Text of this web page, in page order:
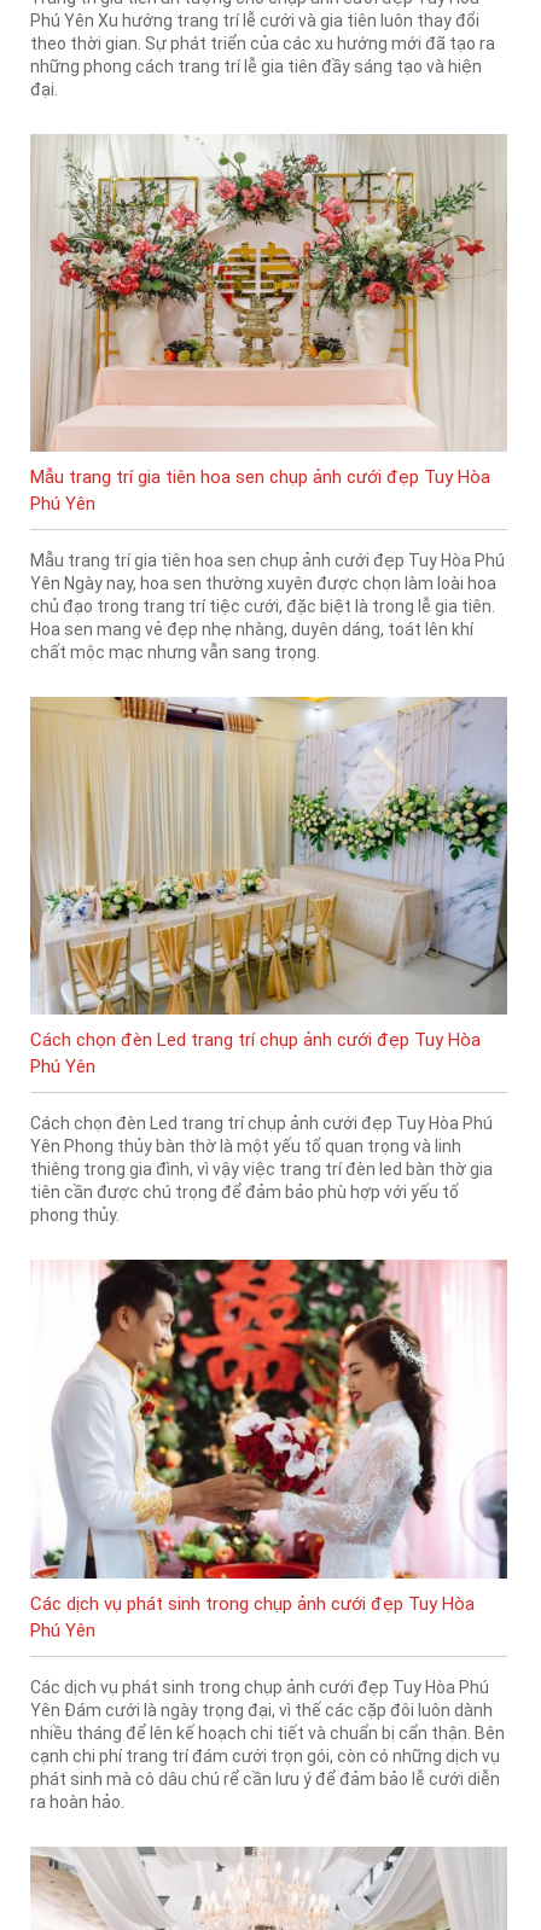
Phú Yên Xu hướng trang trí lễ cưới và gia tiên luôn thay đổi
theo thời gian. Sự phát triển của các xu hướng mới đã tạo ra
những phong cách trang trí lễ gia tiên đầy sáng tạo và hiện
đại.
Mẫu trang trí gia tiên hoa sen chụp ảnh cưới đẹp Tuy Hòa
Phú Yên
Mẫu trang trí gia tiên hoa sen chụp ảnh cưới đẹp Tuy Hòa Phú
Yên Ngày nay, hoa sen thường xuyên được chọn làm loài hoa
chủ đạo trong trang trí tiệc cưới, đặc biệt là trong lễ gia tiên.
Hoa sen mang vẻ đẹp nhẹ nhàng, duyên dáng, toát lên khí
chất mộc mạc nhưng vẫn sang trọng.
Cách chọn đèn Led trang trí chụp ảnh cưới đẹp Tuy Hòa
Phú Yên
Cách chọn đèn Led trang trí chụp ảnh cưới đẹp Tuy Hòa Phú
Yên Phong thủy bàn thờ là một yếu tố quan trọng và linh
thiêng trong gia đình, vì vậy việc trang trí đèn led bàn thờ gia
tiên cần được chú trọng để đảm bảo phù hợp với yếu tố
phong thủy.
Các dịch vụ phát sinh trong chụp ảnh cưới đẹp Tuy Hòa
Phú Yên
Các dịch vụ phát sinh trong chụp ảnh cưới đẹp Tuy Hòa Phú
Yên Đám cưới là ngày trọng đại, vì thế các cặp đôi luôn dành
nhiều tháng để lên kế hoạch chi tiết và chuẩn bị cẩn thận. Bên
cạnh chi phí trang trí đám cưới trọn gói, còn có những dịch vụ
phát sinh mà cô dâu chú rể cần lưu ý để đảm bảo lễ cưới diễn
ra hoàn hảo.